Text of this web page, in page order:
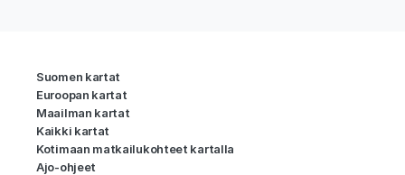
Suomen kartat
Euroopan kartat
Maailman kartat
Kaikki kartat
Kotimaan matkailukohteet kartalla
Ajo-ohjeet